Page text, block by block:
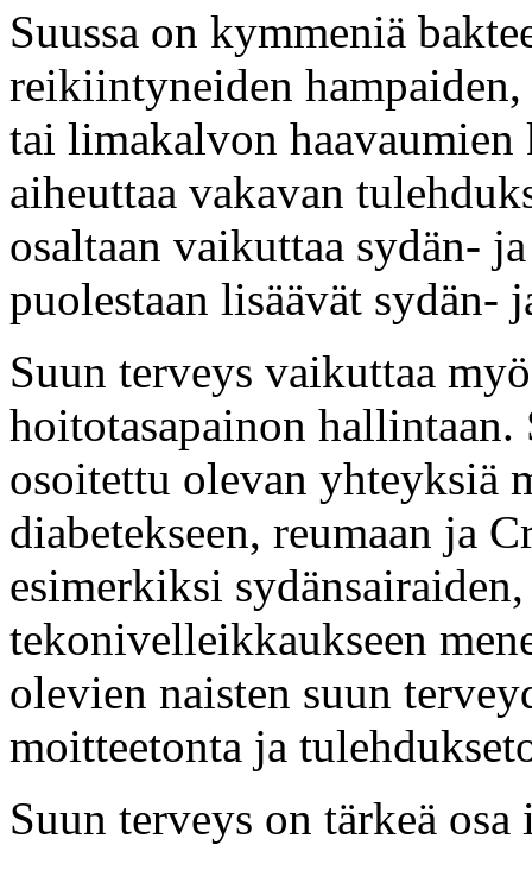
Suussa on kymmeniä
reikiintyneiden
tai limakalvon
aiheuttaa vakavan
osaltaan vaikuttaa sydän-
puolestaan lisäävät sydän-
Suun terveys vaikuttaa
hoitotasapainon
osoitettu olevan yhteyksiä
diabetekseen, reumaan ja
esimerkiksi
tekonivelleikkaukseen
olevien naisten suun
moitteetonta ja
Suun terveys on tärkeä